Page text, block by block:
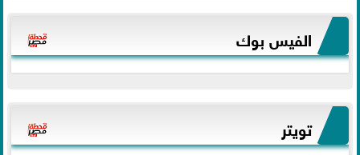
الفيس بوك
تويتر